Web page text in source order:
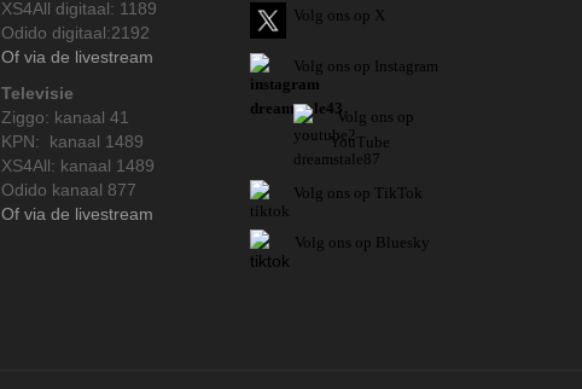
XS4All digitaal: 1189
Odido digitaal:2192
Of via de livestream
Televisie
Ziggo: kanaal 41
KPN: kanaal 1489
XS4All: kanaal 1489
Odido kanaal 877
Of via de livestream
Volg ons op X
Volg ons op Instagram
Volg ons op
YouTube
Volg ons op TikTok
Volg ons op Bluesky